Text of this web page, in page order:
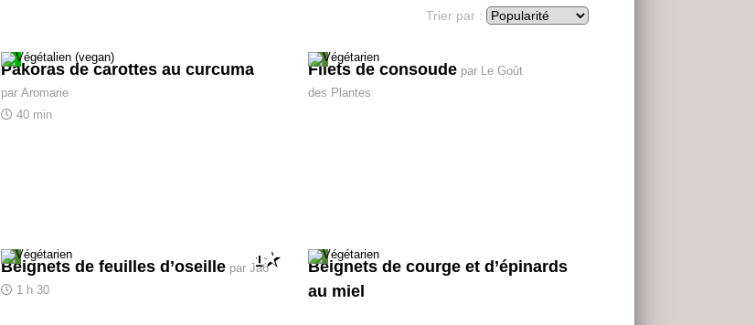
Trier par :
Pakoras de carottes au curcuma
par Aromarie
40 min
Filets de consoude par Le Goût
des Plantes
Beignets de feuilles d’oseillepar Ja6
1 h 30
1
Beignets de courge et d’épinards
au miel